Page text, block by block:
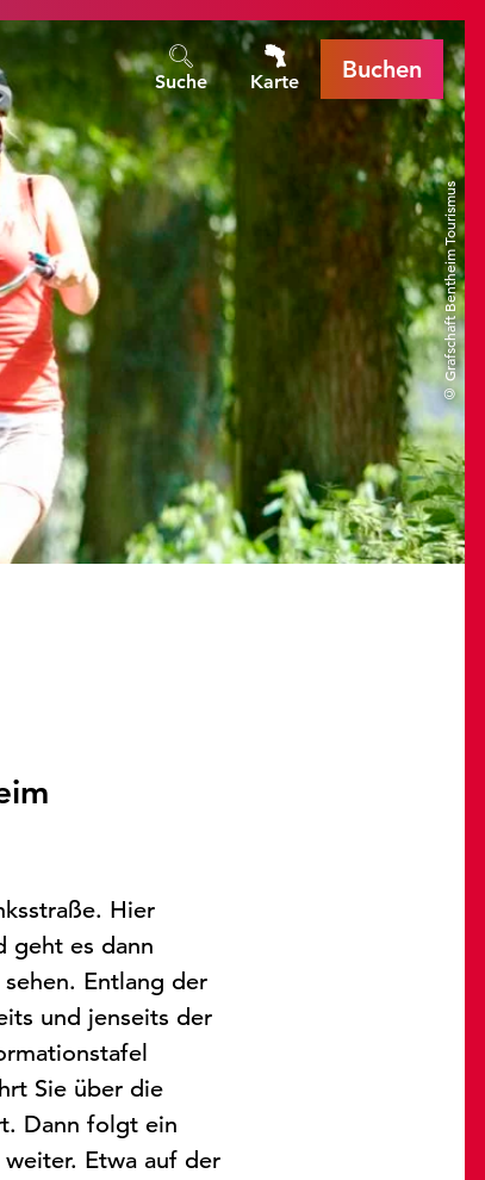
Suche Karte Buchen
© Grafschaft Bentheim Tourismus
Hier
geht es dann
Entlang der
und jenseits der
Sie über die
Dann folgt ein
Etwa auf der